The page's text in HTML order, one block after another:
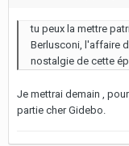
tu peux la mettre
Berlusconi, l'affaire
nostalgie de cette
Je mettrai demain ,
partie cher Gidebo.